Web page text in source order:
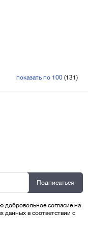
показать по 100 (131)
добровольное согласие на
данных в соответствии с